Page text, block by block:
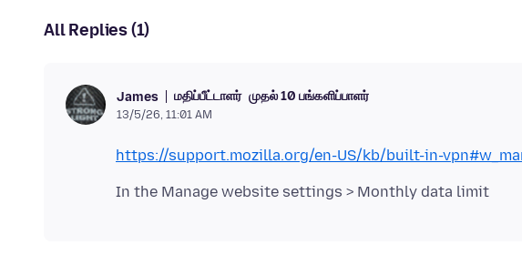
All Replies (1)
James மதிப்பீட்டாளர் முதல் 10 பங்களிப்பாளர்
13/5/26, 11:01 AM
https://support.mozilla.org/en-US/kb/built-in-